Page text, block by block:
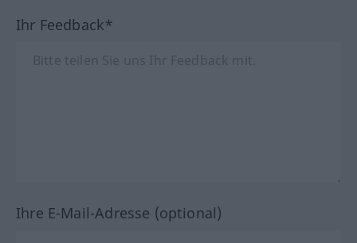
Ihr Feedback*
Ihre E-Mail-Adresse (optional)